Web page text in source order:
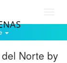
Norte by